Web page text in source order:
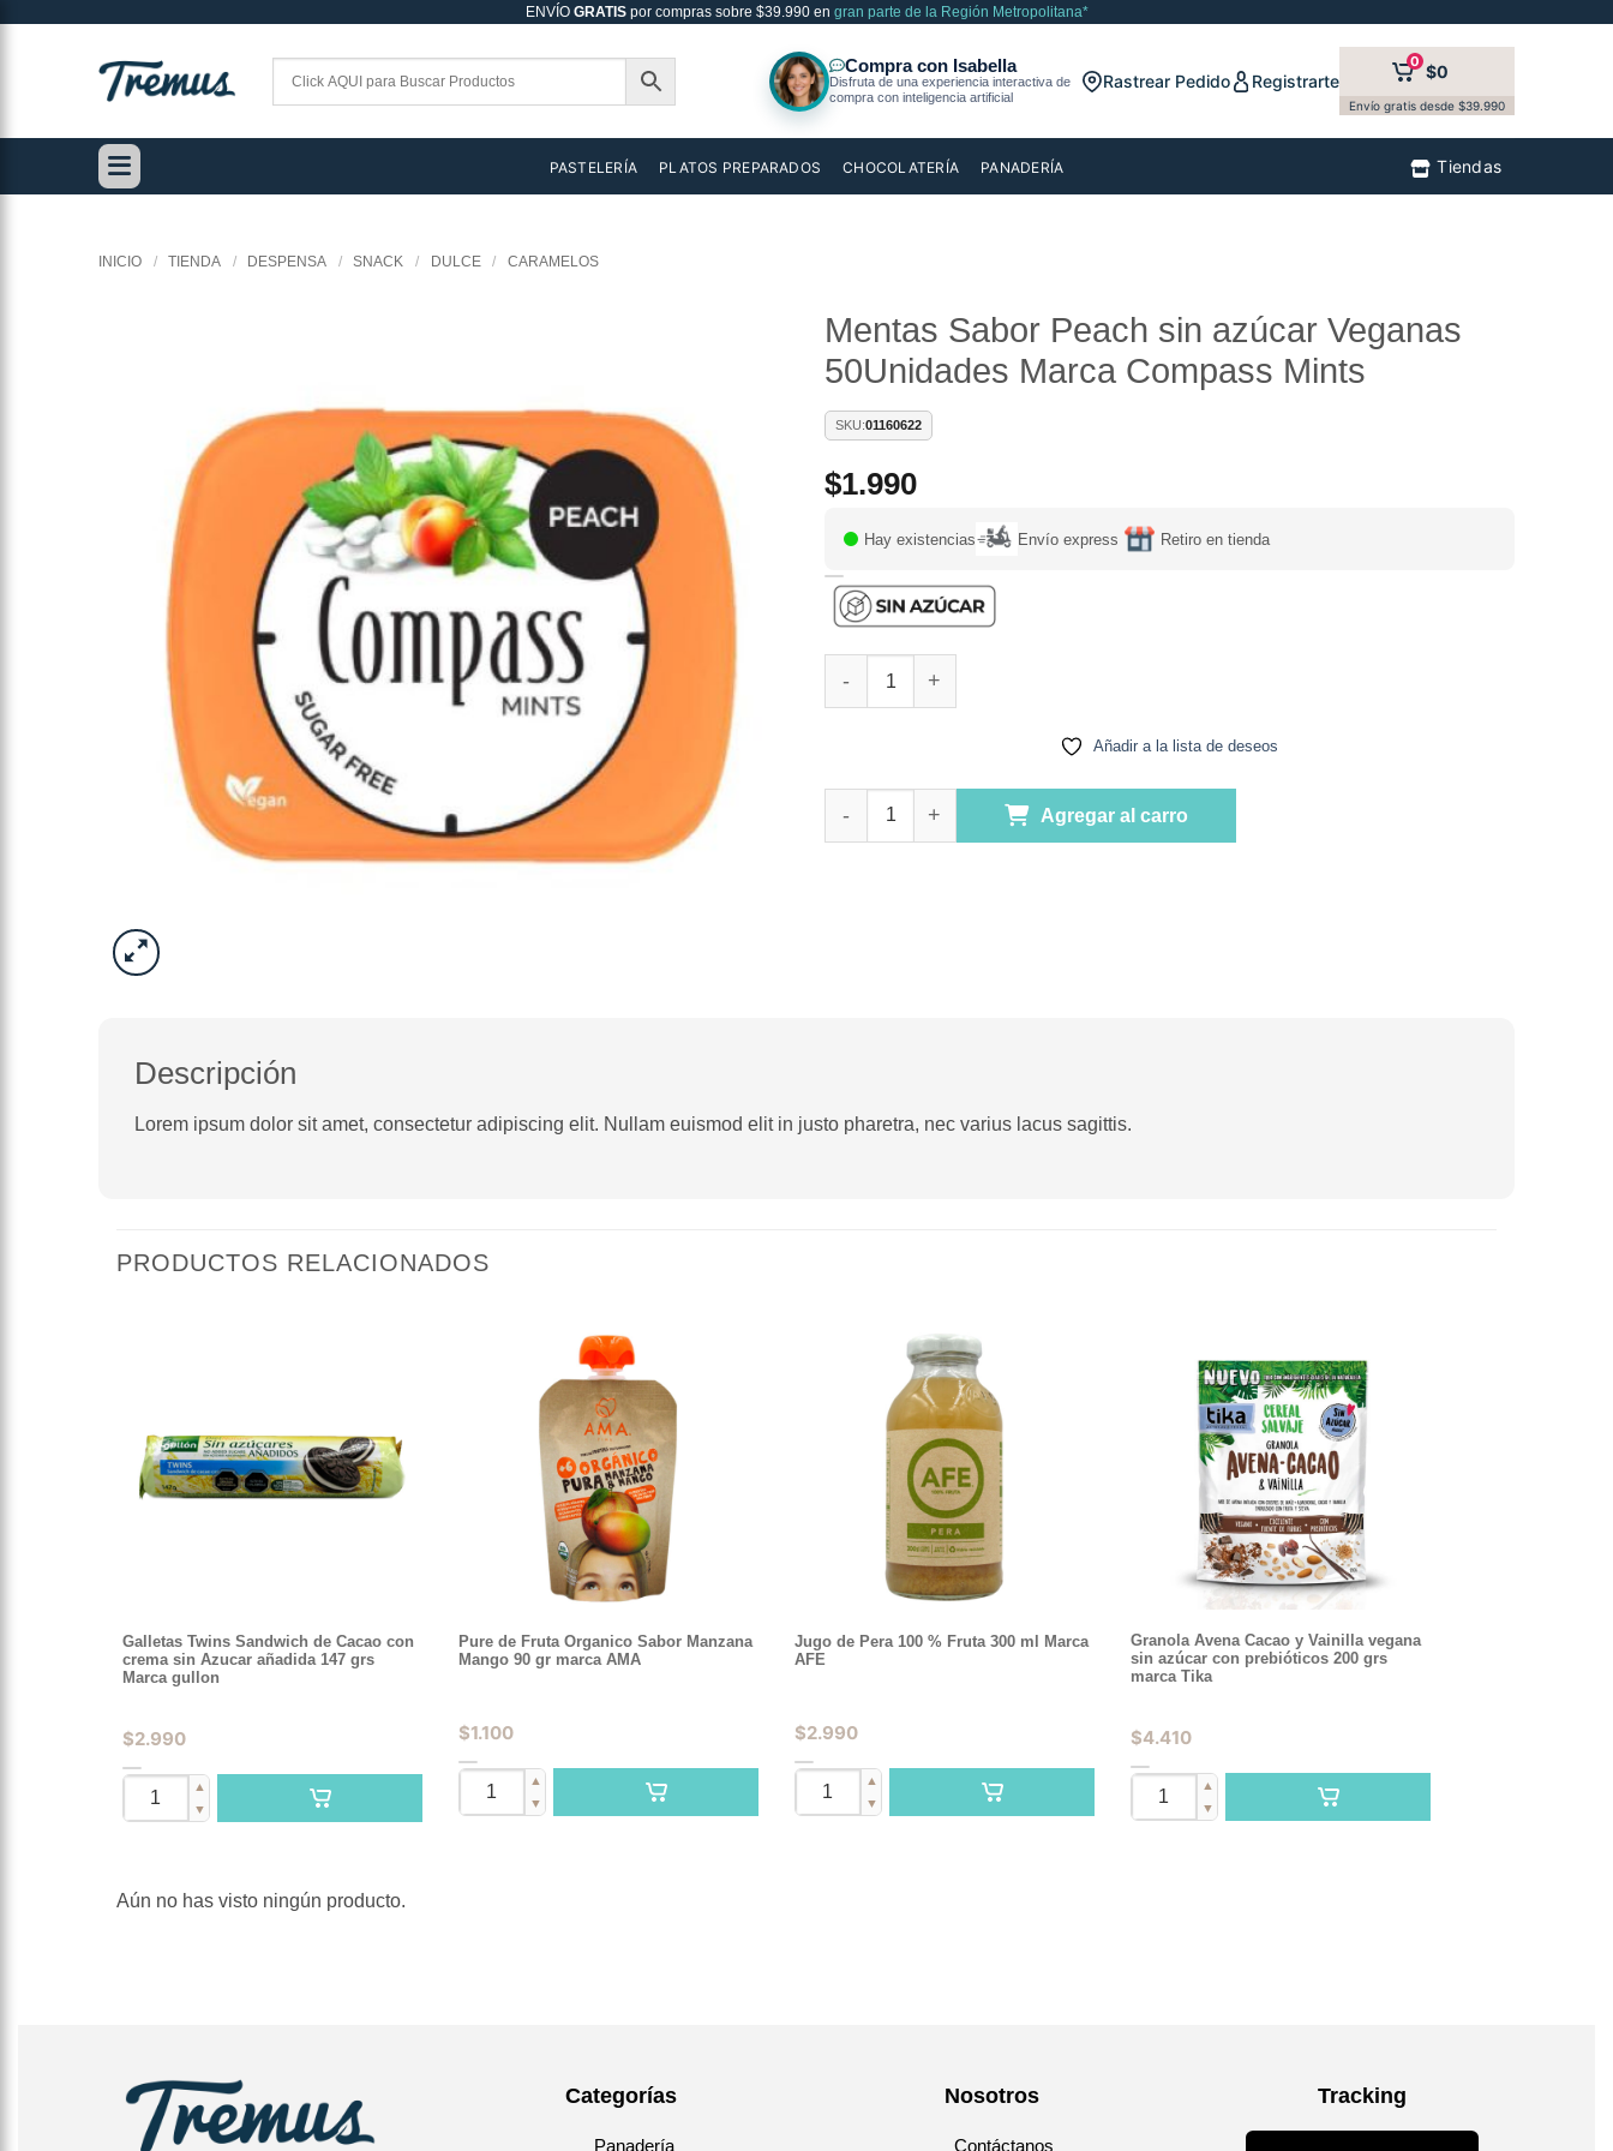
ENVÍO GRATISpor compras sobre $39.990 en gran parte de la Región Metropolitana*
Rastrear Pedido Registrarte
0 $0
Envío gratis desde $39.990
PASTELERÍA PLATOS PREPARADOS CHOCOLATERÍA PANADERÍA Tiendas
INICIO / TIENDA / DESPENSA / SNACK / DULCE / CARAMELOS
Mentas Sabor Peach sin azúcar Veganas
50Unidades Marca Compass Mints
SKU:01160622
$1.990
Hay existencias Envío express Retiro en tienda
Añadir a la lista de deseos
Mentas Sabor Peach sin azúcar Veganas 50Unidades Marca Compass Mints cantidad
Agregar al carro
Descripción
Lorem ipsum dolor sit amet, consectetur adipiscing elit. Nullam euismod elit in justo pharetra, nec varius lacus sagittis.
PRODUCTOS RELACIONADOS
Galletas Twins Sandwich de Cacao con
crema sin Azucar añadida 147 grs
Marca gullon
$2.990
▲
▼
Pure de Fruta Organico Sabor Manzana
Mango 90 gr marca AMA
$1.100
▲
▼
Jugo de Pera 100 % Fruta 300 ml Marca
AFE
$2.990
▲
▼
Granola Avena Cacao y Vainilla vegana
sin azúcar con prebióticos 200 grs
marca Tika
$4.410
▲
▼
Aún no has visto ningún producto.
Categorías
Panadería
Nosotros
Contáctanos
Tracking